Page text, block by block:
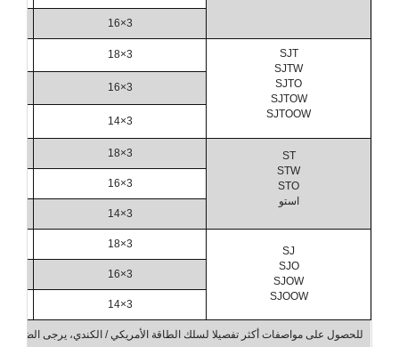
3×16
SJT
SJTW
SJTO
SJTOW
SJTOOW
3×18
3×16
3×14
ST
STW
STO
استو
3×18
3×16
3×14
SJ
SJO
SJOW
SJOOW
3×18
3×16
3×14
للحصول على مواصفات أكثر تفصيلا لسلك الطاقة الأمريكي / الكندي، يرجى الضغط